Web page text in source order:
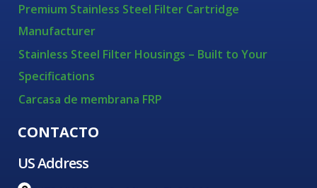
Premium Stainless Steel Filter Cartridge
Manufacturer
Stainless Steel Filter Housings – Built to Your
Specifications
Carcasa de membrana FRP
CONTACTO
US Address